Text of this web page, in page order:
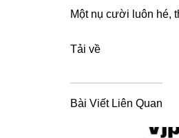
Một nụ cười luôn hé,
Tải về
Bài Viết Liên Quan